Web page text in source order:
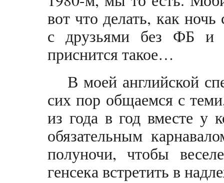
вот что делать, как
с друзьями без ФБ и
приснится такое…
В моей английской
сих пор общаемся с
из года в год вместе у
обязательным
полуночи, чтобы
генсека встретить в